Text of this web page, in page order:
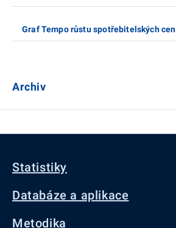
Graf Tempo růstu spotřebitelských cen
Archiv
Statistiky
Databáze a aplikace
Metodika